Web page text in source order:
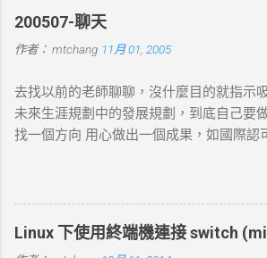
進行查詢，獲取目標伺服器的 IP 地址。
返回 IP 地址， curl 將繼續下一步。若查詢
DNS 錯誤並中止。 2. TCP 三向交握
核發送一個 SYN 封包，目標伺服器回應
返回 ACK 完成三向交握，建立起 TCP 連
connect-timeout 設定時間內未完成三向
HTTP 請求，根據 URL 設定不同的請求方
）。 過程 ： curl 構建 HTTP 請求標頭並
（如表單數據），然後通過已建立的 TCP
服器。 結果 ：伺服器接收請求並準備回應
200507-聊天
作者： mtchang 11月 01, 2005
去找以前的老師聊聊，沒什麼目的就指示
未來生涯規劃中的發展規劃，到底自己要
找一個方向 用心做出一個成果，如國際認
路。以目前技術而言要就做最大最廣，否
X-windows上程式的開發： http://
http://tavi.debian.org.tw/
Linux 下使用終端機連接 switch